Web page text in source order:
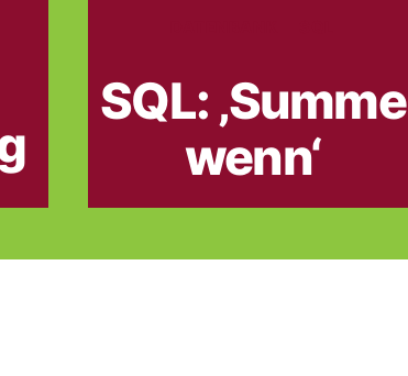
SQL: ‚Summe
wenn‘